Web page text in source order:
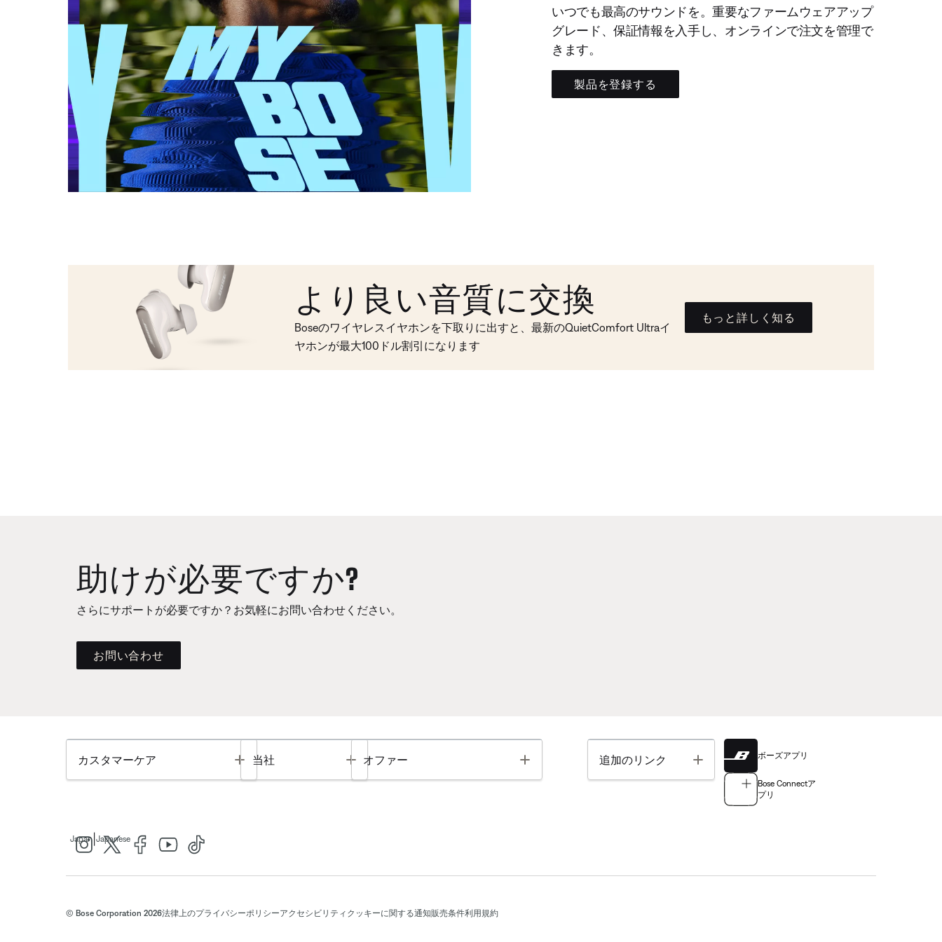
いつでも最高のサウンドを。重要なファームウェアアップ
グレード、保証情報を入手し、オンラインで注文を管理で
きます。
製品を登録する
より良い音質に交換
Boseのワイヤレスイヤホンを下取りに出すと、最新のQuietComfort Ultraイ
ヤホンが最大100ドル割引になります
もっと詳しく知る
助けが必要ですか?
さらにサポートが必要ですか？お気軽にお問い合わせください。
お問い合わせ
カスタマーケア Toggle
当社 Toggle
オファー Toggle 追加のリンク Toggle ボーズアプリ
Bose Connectア
プリ
Japan Japanese
© Bose Corporation 2026法律上のプライバシーポリシーアクセシビリティ クッキーに関する通知販売条件利用規約